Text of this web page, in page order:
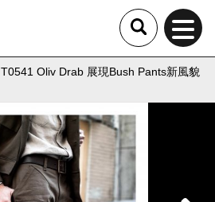
T0541 Oliv Drab 展現Bush Pants新風貌